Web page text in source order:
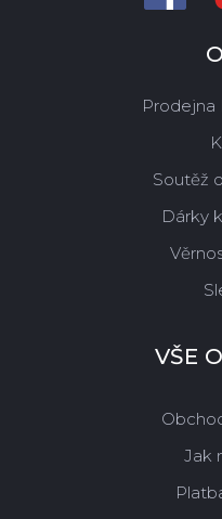
Prodejna
Soutěž
Dárky
VŠE
Jak